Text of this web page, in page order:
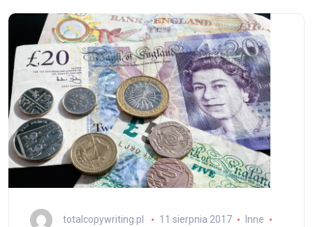
totalcopywriting.pl 11 sierpnia 2017
Inne